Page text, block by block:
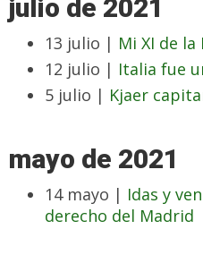
julio de 2021
13 julio | Mi XI de la
12 julio | Italia fue
5 julio | Kjaer
mayo de 2021
14 mayo | Idas y
derecho del Madrid